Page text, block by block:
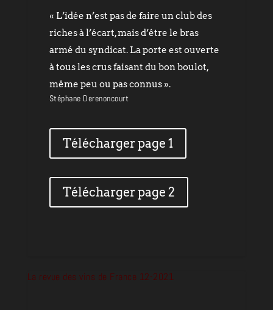
« L’idée n’est pas de faire un club des
riches à l’écart, mais d’être le bras
armé du syndicat. La porte est ouverte
à tous les crus faisant du bon boulot,
même peu ou pas connus ».
Stéphane Derenoncourt
Télécharger page 1
Télécharger page 2
La revue des vins de France 12-2021